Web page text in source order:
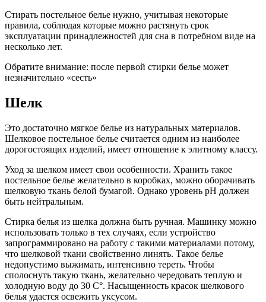
Стирать постельное белье нужно, учитывая некоторые
правила, соблюдая которые можно растянуть срок
эксплуатации принадлежностей для сна в потребном виде на
несколько лет.
Обратите внимание: после первой стирки белье может
незначительно «сесть»
Шелк
Это достаточно мягкое белье из натуральных материалов.
Шелковое постельное белье считается одним из наиболее
дорогостоящих изделий, имеет отношение к элитному классу.
Уход за шелком имеет свои особенности. Хранить такое
постельное белье желательно в коробках, можно оборачивать
шелковую ткань белой бумагой. Однако уровень pH должен
быть нейтральным.
Стирка белья из шелка должна быть ручная. Машинку можно
использовать только в тех случаях, если устройство
запрограммировано на работу с такими материалами потому,
что шелковой ткани свойственно линять. Такое белье
недопустимо выжимать, интенсивно тереть. Чтобы
сполоснуть такую ткань, желательно чередовать теплую и
холодную воду до 30 С°. Насыщенность красок шелкового
белья удастся освежить уксусом.